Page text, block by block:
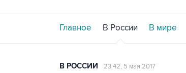
Главное В России В мире
В РОССИИ 23:42, 5 мая 2017